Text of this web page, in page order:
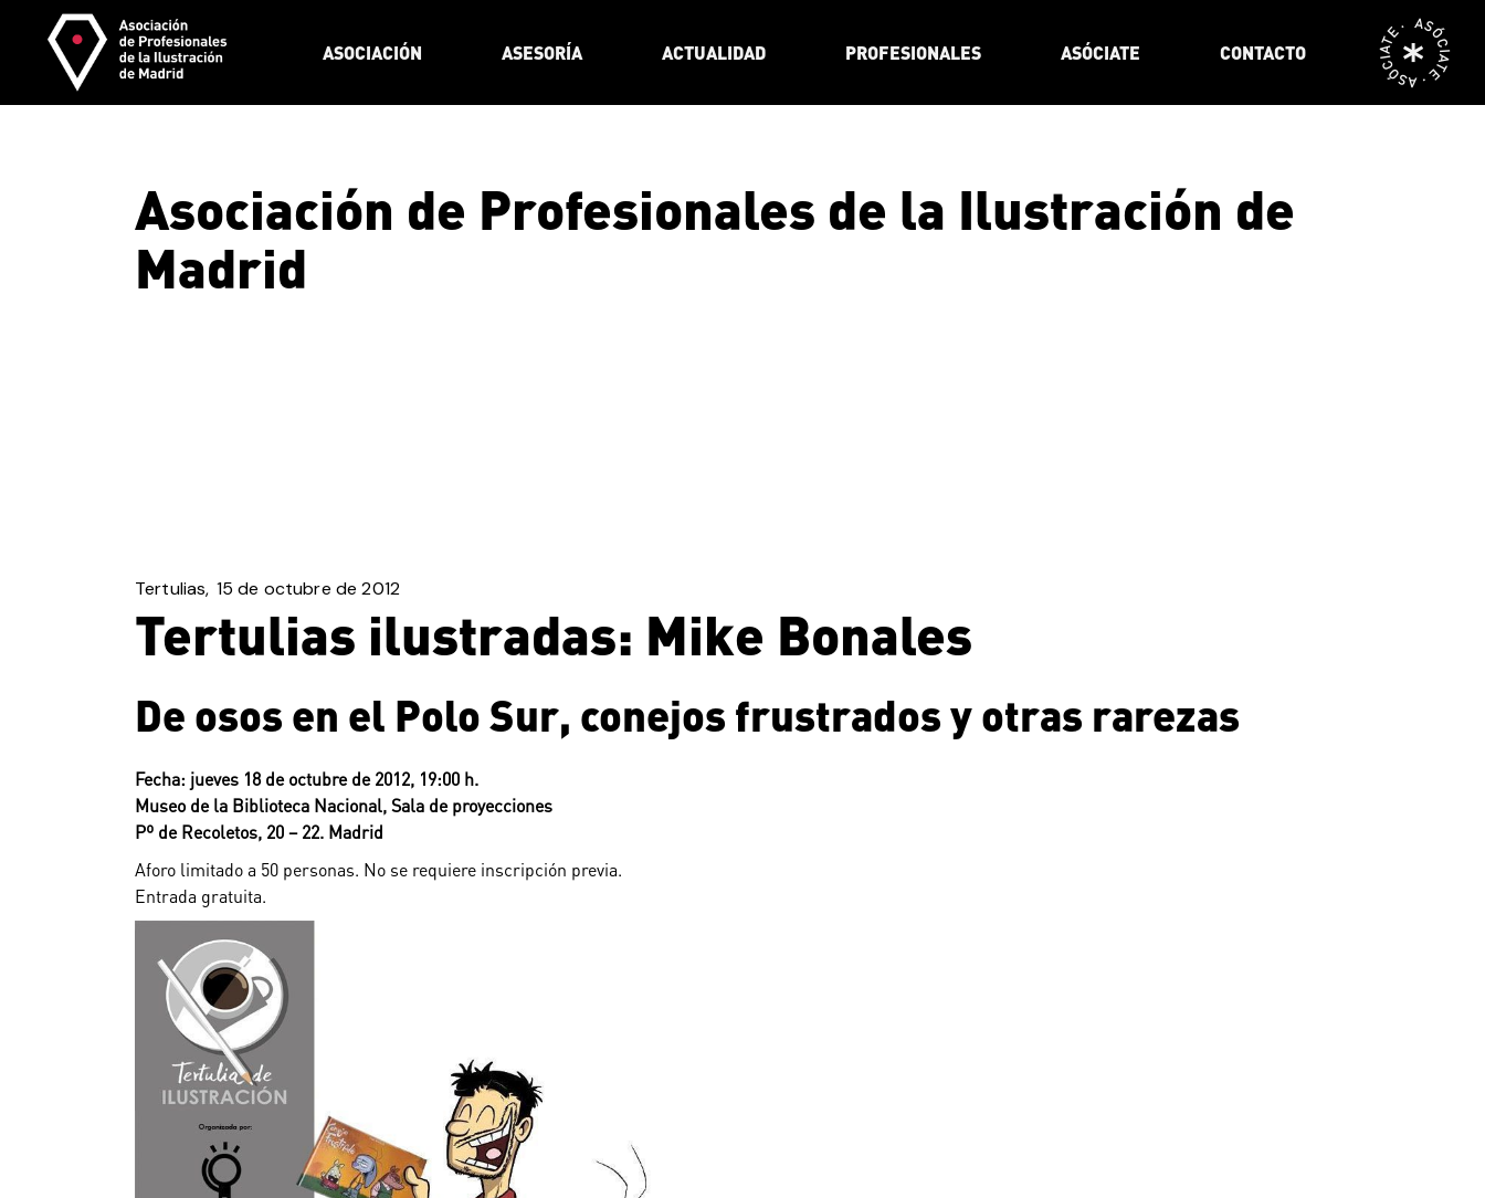
content
ASOCIACIÓN ASESORÍA ACTUALIDAD PROFESIONALES ASÓCIATE CONTACTO ASÓCIATE · ASÓCIATE ·
Asociación de Profesionales de la Ilustración de
Madrid
Tertulias 15 de octubre de 2012
Tertulias ilustradas: Mike Bonales
De osos en el Polo Sur, conejos frustrados y otras rarezas
Fecha: jueves 18 de octubre de 2012, 19:00 h.
Museo de la Biblioteca Nacional, Sala de proyecciones
Pº de Recoletos, 20 – 22. Madrid
Aforo limitado a 50 personas. No se requiere inscripción previa.
Entrada gratuita.